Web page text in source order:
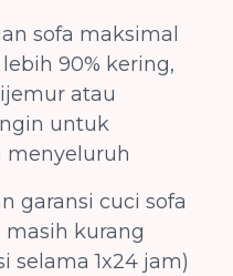
sofa maksimal
90% kering,
atau
untuk
menyeluruh
garansi cuci sofa
kurang
selama 1x24 jam)